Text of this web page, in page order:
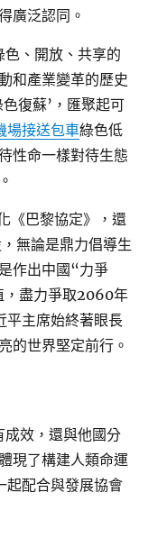
廣泛認同。
、開放、共享的
和產業變革的歷史
復蘇’，匯聚起可
場接送包車綠色低
性命一樣對待生態
《巴黎協定》，還
無論是鼎力倡導生
是作出中國“力爭
，盡力爭取2060年
平主席始終著眼長
的世界堅定前行。
效，還與他國分
現了構建人類命運
起配合與發展協會